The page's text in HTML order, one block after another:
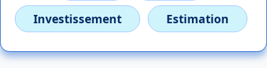
Investissement
Estimation